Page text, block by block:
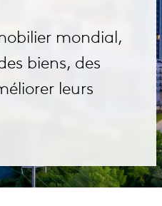
mondial,
biens, des
leurs